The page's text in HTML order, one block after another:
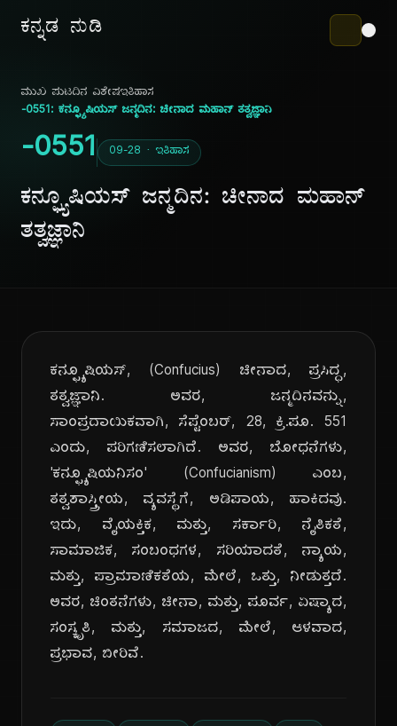
ಕನ್ನಡ ನುಡಿ
ಮುಖ ಪುಟದಿನ ವಿಶೇಷಇತಿಹಾಸ
-0551: ಕನ್ಫ್ಯೂಷಿಯಸ್ ಜನ್ಮದಿನ: ಚೀನಾದ ಮಹಾನ್ ತತ್ವಜ್ಞಾನಿ
-0551 09-28 · ಇತಿಹಾಸ
ಕನ್ಫ್ಯೂಷಿಯಸ್ ಜನ್ಮದಿನ: ಚೀನಾದ ಮಹಾನ್
ತತ್ವಜ್ಞಾನಿ
ಕನ್ಫ್ಯೂಷಿಯಸ್, (Confucius) ಚೀನಾದ, ಪ್ರಸಿದ್ಧ,
ತತ್ವಜ್ಞಾನಿ. ಅವರ, ಜನ್ಮದಿನವನ್ನು,
ಸಾಂಪ್ರದಾಯಿಕವಾಗಿ, ಸೆಪ್ಟೆಂಬರ್, 28, ಕ್ರಿ.ಪೂ. 551
ಎಂದು, ಪರಿಗಣಿಸಲಾಗಿದೆ. ಅವರ, ಬೋಧನೆಗಳು,
'ಕನ್ಫ್ಯೂಷಿಯನಿಸಂ' (Confucianism) ಎಂಬ,
ತತ್ವಶಾಸ್ತ್ರೀಯ, ವ್ಯವಸ್ಥೆಗೆ, ಅಡಿಪಾಯ, ಹಾಕಿದವು.
ಇದು, ವೈಯಕ್ತಿಕ, ಮತ್ತು, ಸರ್ಕಾರಿ, ನೈತಿಕತೆ,
ಸಾಮಾಜಿಕ, ಸಂಬಂಧಗಳ, ಸರಿಯಾದತೆ, ನ್ಯಾಯ,
ಮತ್ತು, ಪ್ರಾಮಾಣಿಕತೆಯ, ಮೇಲೆ, ಒತ್ತು, ನೀಡುತ್ತದೆ.
ಅವರ, ಚಿಂತನೆಗಳು, ಚೀನಾ, ಮತ್ತು, ಪೂರ್ವ, ಏಷ್ಯಾದ,
ಸಂಸ್ಕೃತಿ, ಮತ್ತು, ಸಮಾಜದ, ಮೇಲೆ, ಆಳವಾದ,
ಪ್ರಭಾವ, ಬೀರಿವೆ.